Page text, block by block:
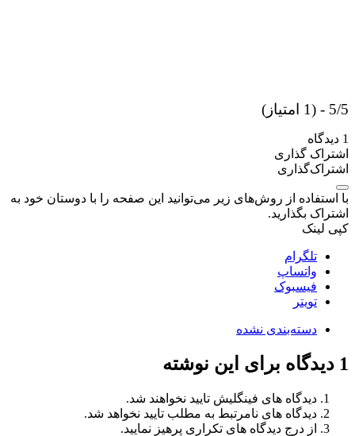
5/5 - (1 امتیاز)
1 دیدگاه
اشتراک گذاری
اشتراک‌گذاری
با استفاده از روش‌های زیر می‌توانید این صفحه را با دوستان خود به
اشتراک بگذارید.
کپی لینک
تلگرام
واتساپ
فیسبوک
تویتر
دسته‌بندی نشده
1 دیدگاه برای این نوشته
دیدگاه های فینگلیش تایید نخواهند شد.
دیدگاه های نامرتبط به مطلب تایید نخواهد شد.
از درج دیدگاه های تکراری پرهیز نمایید.